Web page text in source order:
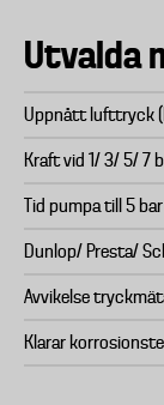
Utvalda
Uppnått lufttryck
Kraft vid 1/ 3/ 5/ 7
Tid pumpa till 5
Dunlop/ Presta/
Avvikelse
Klarar